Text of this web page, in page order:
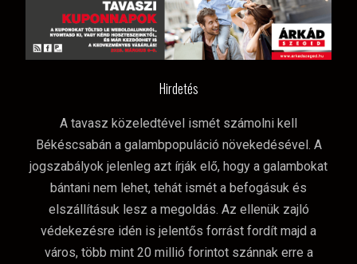
Hirdetés
A tavasz közeledtével ismét számolni kell
Békéscsabán a galambpopuláció növekedésével. A
jogszabályok jelenleg azt írják elő, hogy a galambokat
bántani nem lehet, tehát ismét a befogásuk és
elszállításuk lesz a megoldás. Az ellenük zajló
védekezésre idén is jelentős forrást fordít majd a
város, több mint 20 millió forintot szánnak erre a